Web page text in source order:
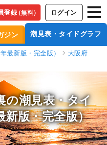
登録（無料） ログイン
ジン 潮見表・タイドグラフ
最新版・完全版）
大阪府
の潮見表・タイ
新版・完全版）